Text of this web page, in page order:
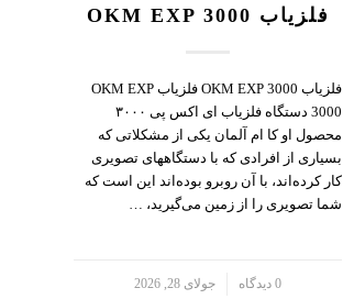
فلزیاب OKM EXP 3000
فلزیاب OKM EXP 3000 فلزیاب OKM EXP
3000 دستگاه فلزیاب ای اکس پی ۳۰۰۰
محصول او کا ام آلمان یکی از مشکلاتی که
بسیاری از افرادی که با دستگاههای تصویری
کار کرده‌اند، با آن روبرو بوده‌اند این است که
شما تصویری را از زمین می‌گیرید، …
0 دیدگاه جولای 28, 2026